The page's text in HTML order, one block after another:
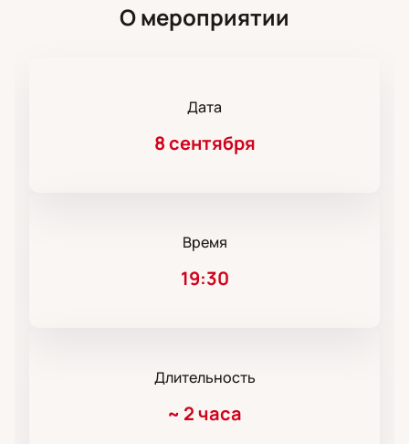
О мероприятии
Дата
8 сентября
Время
19:30
Длительность
~ 2 часа